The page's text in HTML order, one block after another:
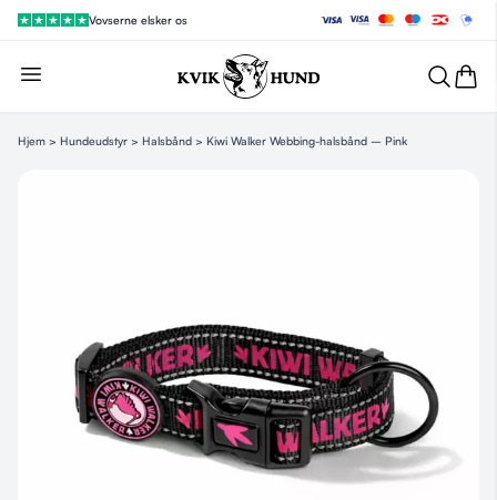
Vovserne elsker os
Hjem > Hundeudstyr > Halsbånd > Kiwi Walker Webbing-halsbånd – Pink